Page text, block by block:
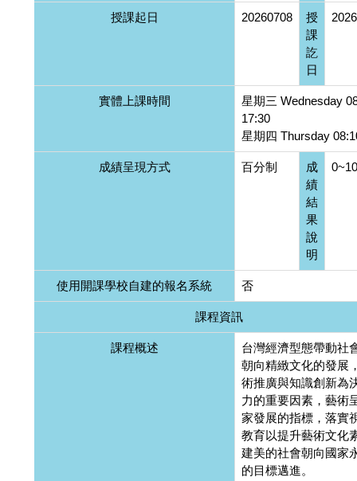
授課起日 20260708
授
課
訖
日
實體上課時間
星期三 Wednesday
17:30
星期四 Thursday
成績呈現方式 百分制
成
績
結
果
說
明
使用開課學校自建的報名系統 否
課程資訊
課程概述
台灣經濟型態帶動社
朝向精緻文化的發展
術推廣與知識創新為
力的重要因素，藝術
家發展的指標，落實
教育以提升藝術文化
建美的社會朝向國家
的目標邁進。